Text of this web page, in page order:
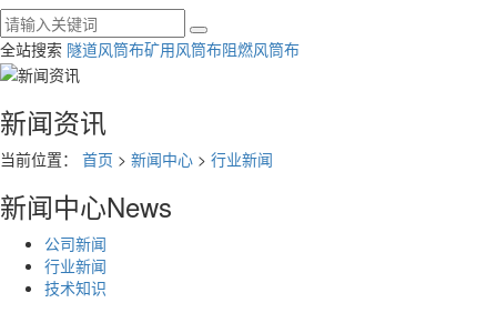
全站搜索 隧道风筒布矿用风筒布阻燃风筒布
新闻资讯
当前位置： 首页 > 新闻中心 > 行业新闻
新闻中心News
公司新闻
行业新闻
技术知识